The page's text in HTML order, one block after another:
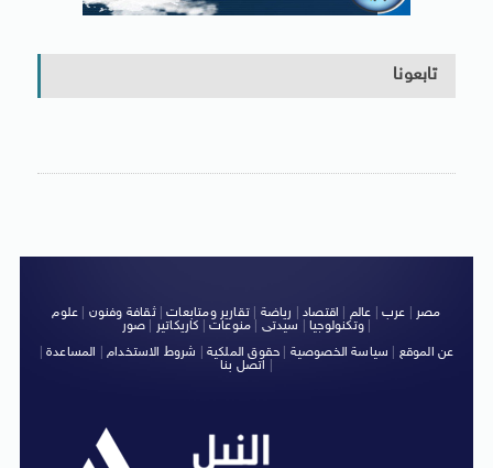
تابعونا
مصر عرب عالم اقتصاد رياضة |تقارير ومتابعات|ثقافة وفنون
علوم
وتكنولوجيا| سيدتى منوعات كاريكاتير صور
|
عن الموقع
سياسة الخصوصية حقوق الملكية شروط الاستخدام| المساعدة|
اتصل بنا